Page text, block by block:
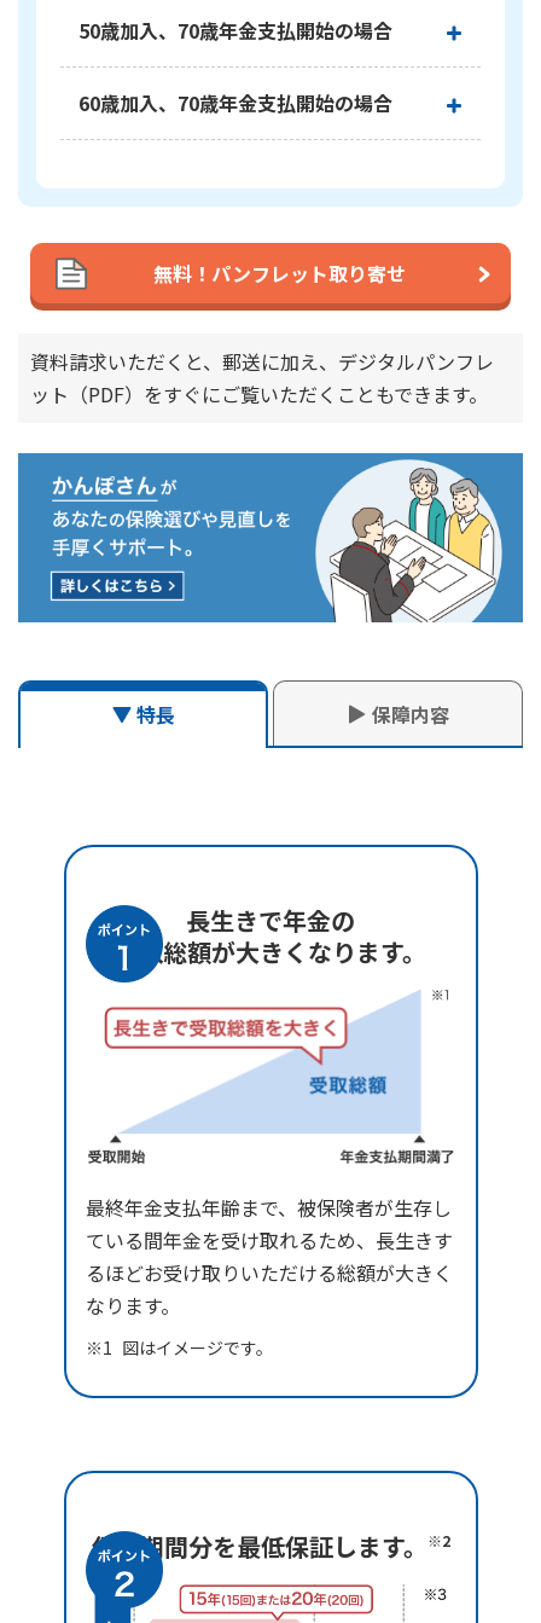
ご契約のしおり・約款（Web約款）
保険用語集
お問い合わせ
すこやか健康ラボ
ラジオ体操・みんなの体操
ラジオ体操ポータルサイト
かんぽ生命のサステナビリティ
かんぽジャンクション
50歳加入、70歳年金支払開始の場合
●保険料改定（2026年5月2日）前後での保険料例
基本契約（基本年金額：10万円 加入年齢※：50歳 年
払込み）の場合
保険種類
長寿支援保険（低解約返戻金型）「長寿のしあわせ」
60歳加入、70歳年金支払開始の場合
●保険料改定（2026年5月2日）前後での保険料例
払込み）の場合
加入年齢の計算方法は、改定前後で異なります。
無料！パンフレット取り寄せ
資料請求いただくと、郵送に加え、デジタルパンフレ
ット（PDF）をすぐにご覧いただくこともできます。
特長 保障内容
長生きで年金の
受取総額が大きくなります。
最終年金支払年齢まで、被保険者が生存し
ている間年金を受け取れるため、長生きす
るほどお受け取りいただける総額が大きく
なります。
図はイメージです。
保証期間分を最低保証します。 ※2